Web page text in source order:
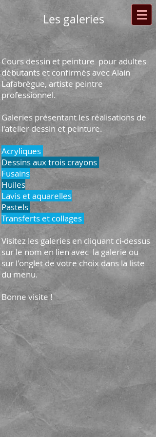
Les galeries
Cours dessin et peinture pour adultes
débutants et confirmés avec Alain
Lafabrègue, artiste peintre
professionnel.
Galeries présentant les réalisations de
l'atelier dessin et peinture.
Acryliques
Dessins aux trois crayons
Fusains
Huiles
Lavis et aquarelles
Pastels
Transferts et collages
Visitez les galeries en cliquant ci-dessus
sur le nom en lien avec la galerie ou
sur l'onglet de votre choix dans la liste
du menu.
Bonne visite !